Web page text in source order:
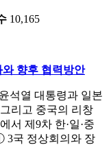
10,165
와 향후 협력방안
석열 대통령과 일본
리고 중국의 리창
서 제9차 한·일·중
3국 정상회의와 장